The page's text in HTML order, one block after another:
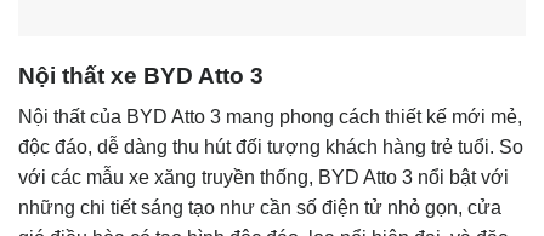
Nội thất xe BYD Atto 3
Nội thất của BYD Atto 3 mang phong cách thiết kế mới mẻ,
độc đáo, dễ dàng thu hút đối tượng khách hàng trẻ tuổi. So
với các mẫu xe xăng truyền thống, BYD Atto 3 nổi bật với
những chi tiết sáng tạo như cần số điện tử nhỏ gọn, cửa